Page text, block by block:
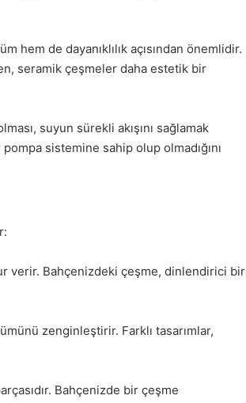
hem de dayanıklılık açısından önemlidir.
seramik çeşmeler daha estetik bir
suyun sürekli akışını sağlamak
sistemine sahip olup olmadığını
verir. Bahçenizdeki çeşme, dinlendirici bir
zenginleştirir. Farklı tasarımlar,
Bahçenizde bir çeşme